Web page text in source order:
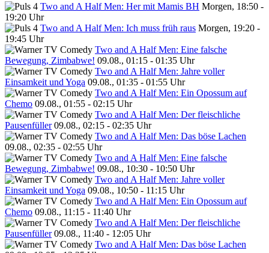
Two and A Half Men: Her mit Mamis BH Morgen, 18:50 -
19:20 Uhr
Two and A Half Men: Ich muss früh raus Morgen, 19:20 -
19:45 Uhr
Two and A Half Men: Eine falsche
Bewegung, Zimbabwe! 09.08., 01:15 - 01:35 Uhr
Two and A Half Men: Jahre voller
Einsamkeit und Yoga 09.08., 01:35 - 01:55 Uhr
Two and A Half Men: Ein Opossum auf
Chemo 09.08., 01:55 - 02:15 Uhr
Two and A Half Men: Der fleischliche
Pausenfüller 09.08., 02:15 - 02:35 Uhr
Two and A Half Men: Das böse Lachen
09.08., 02:35 - 02:55 Uhr
Two and A Half Men: Eine falsche
Bewegung, Zimbabwe! 09.08., 10:30 - 10:50 Uhr
Two and A Half Men: Jahre voller
Einsamkeit und Yoga 09.08., 10:50 - 11:15 Uhr
Two and A Half Men: Ein Opossum auf
Chemo 09.08., 11:15 - 11:40 Uhr
Two and A Half Men: Der fleischliche
Pausenfüller 09.08., 11:40 - 12:05 Uhr
Two and A Half Men: Das böse Lachen